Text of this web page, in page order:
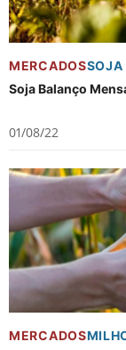
MERCADOSSOJA
Soja Balanço
01/08/22
MERCADOS